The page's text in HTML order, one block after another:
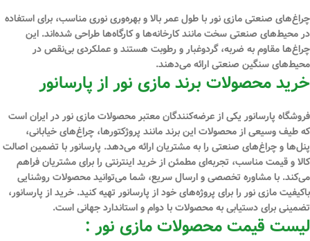
چراغ‌های صنعتی مازی نور با طول عمر بالا و بهره‌وری نوری مناسب، برای استفاده
در محیط‌های صنعتی سخت مانند کارخانه‌ها و کارگاه‌ها طراحی شده‌اند. این
چراغ‌ها مقاوم به ضربه، گردوغبار و رطوبت هستند و عملکردی بی‌نقص در
محیط‌های سنگین صنعتی ارائه می‌دهند.
خرید محصولات برند مازی نور از پارسانور
فروشگاه پارسانور یکی از عرضه‌کنندگان معتبر محصولات مازی نور در ایران است
که طیف وسیعی از محصولات این برند مانند پروژکتورها، چراغ‌های خیابانی،
پنل‌ها و چراغ‌های صنعتی را به مشتریان ارائه می‌دهد. پارسانور با تضمین اصالت
کالا و قیمت مناسب، تجربه‌ای مطمئن از خرید اینترنتی را برای مشتریان فراهم
می‌کند. با مشاوره تخصصی و ارسال سریع، شما می‌توانید محصولات روشنایی
باکیفیت مازی نور را برای پروژه‌های خود از پارسانور تهیه کنید. خرید از پارسانور،
تضمینی برای دستیابی به محصولات با دوام و استاندارد جهانی است.
لیست قیمت محصولات مازی نور :